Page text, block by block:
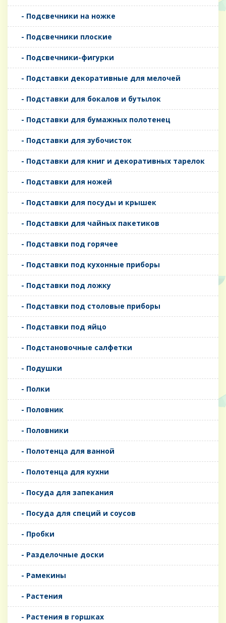
- Подсвечники на ножке
- Подсвечники плоские
- Подсвечники-фигурки
- Подставки декоративные для мелочей
- Подставки для бокалов и бутылок
- Подставки для бумажных полотенец
- Подставки для зубочисток
- Подставки для книг и декоративных тарелок
- Подставки для ножей
- Подставки для посуды и крышек
- Подставки для чайных пакетиков
- Подставки под горячее
- Подставки под кухонные приборы
- Подставки под ложку
- Подставки под столовые приборы
- Подставки под яйцо
- Подстановочные салфетки
- Подушки
- Полки
- Половник
- Половники
- Полотенца для ванной
- Полотенца для кухни
- Посуда для запекания
- Посуда для специй и соусов
- Пробки
- Разделочные доски
- Рамекины
- Растения
- Растения в горшках